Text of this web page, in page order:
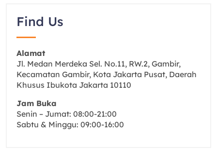
Find Us
Alamat
Jl. Medan Merdeka Sel. No.11, RW.2, Gambir,
Kecamatan Gambir, Kota Jakarta Pusat, Daerah
Khusus Ibukota Jakarta 10110
Jam Buka
Senin – Jumat: 08:00-21:00
Sabtu & Minggu: 09:00-16:00